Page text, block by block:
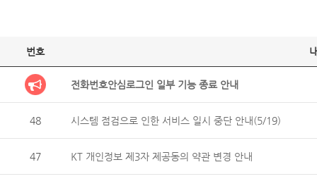
번호
전화번호안심로그인 일부 기능 종료 안내
48 시스템 점검으로 인한 서비스 일시 중단 안내(5/19)
47 KT 개인정보 제3자 제공동의 약관 변경 안내